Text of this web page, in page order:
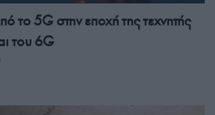
το 5G στην εποχή της τεχνητής
του 6G